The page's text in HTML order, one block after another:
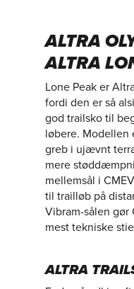
ALTRA
ALTRA
Lone Peak er
fordi den er så
god trailsko til
løbere. Modellen
greb i ujævnt
mere
mellemsål i
til trailløb på
Vibram-sålen
mest tekniske
ALTRA